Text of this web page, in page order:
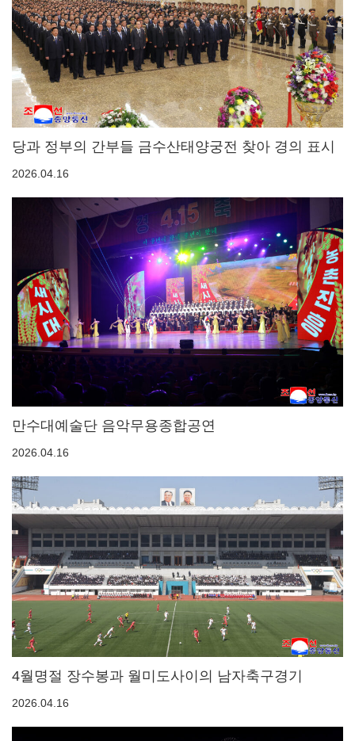
당과 정부의 간부들 금수산태양궁전 찾아 경의 표시
2026.04.16
만수대예술단 음악무용종합공연
2026.04.16
4월명절 장수봉과 월미도사이의 남자축구경기
2026.04.16